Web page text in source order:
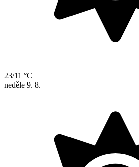
23/11 °C
neděle 9. 8.